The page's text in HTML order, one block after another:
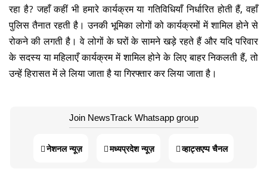
रहा है? जहाँ कहीं भी हमारे कार्यक्रम या गतिविधियाँ निर्धारित होती हैं, वहाँ
पुलिस तैनात रहती है। उनकी भूमिका लोगों को कार्यक्रमों में शामिल होने से
रोकने की लगती है। वे लोगों के घरों के सामने खड़े रहते हैं और यदि परिवार
के सदस्य या महिलाएँ कार्यक्रम में शामिल होने के लिए बाहर निकलती हैं, तो
उन्हें हिरासत में ले लिया जाता है या गिरफ्तार कर लिया जाता है।
Join NewsTrack Whatsapp group
नेशनल न्यूज़ मध्यप्रदेश न्यूज़ व्हाट्सएप्प चैनल